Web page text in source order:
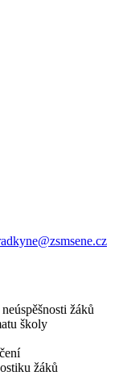
žáků
školy
žáků